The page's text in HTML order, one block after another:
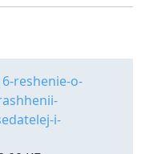
reshenie-o-
i-